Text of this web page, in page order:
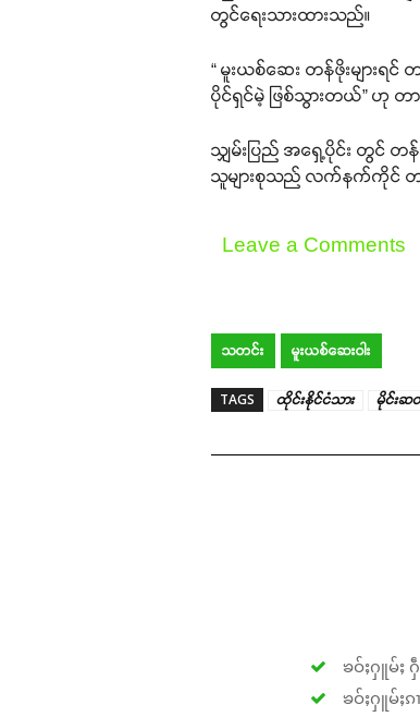
တွင်ရေးသားထားသည်။
“ မူးယစ်ဆေး တန်ဖိုးများရင်
ပိုင်ရှင်မဲ့ ဖြစ်သွားတယ်” ဟု
သျှမ်းပြည် အရှေ့ပိုင်း တွင် တန်း
သူများစုသည် လက်နက်ကိုင်
Leave a Comments
သတင်း မူးယစ်ဆေးဝါး
TAGS ထိုင်းနိုင်ငံသား မိုင်းဆ
ၶဝ်ႈႁူမ်ႈ
ၶဝ်ႈႁူမ်ႈ